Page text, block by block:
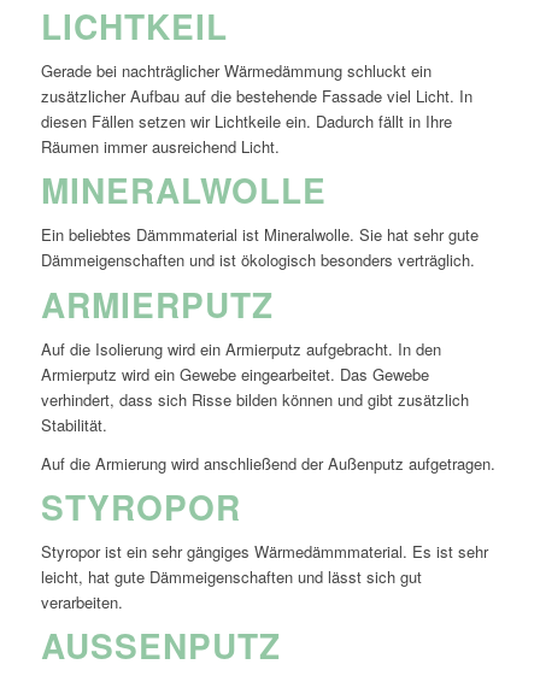
LICHTKEIL
Gerade bei nachträglicher Wärmedämmung schluckt ein
zusätzlicher Aufbau auf die bestehende Fassade viel Licht. In
diesen Fällen setzen wir Lichtkeile ein. Dadurch fällt in Ihre
Räumen immer ausreichend Licht.
MINERALWOLLE
Ein beliebtes Dämmmaterial ist Mineralwolle. Sie hat sehr gute
Dämmeigenschaften und ist ökologisch besonders verträglich.
ARMIERPUTZ
Auf die Isolierung wird ein Armierputz aufgebracht. In den
Armierputz wird ein Gewebe eingearbeitet. Das Gewebe
verhindert, dass sich Risse bilden können und gibt zusätzlich
Stabilität.
Auf die Armierung wird anschließend der Außenputz aufgetragen.
STYROPOR
Styropor ist ein sehr gängiges Wärmedämmmaterial. Es ist sehr
leicht, hat gute Dämmeigenschaften und lässt sich gut
verarbeiten.
AUSSENPUTZ